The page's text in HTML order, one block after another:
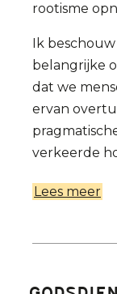
rootisme
Ik
belangrijke
dat we
ervan
verkeerde
Lees meer